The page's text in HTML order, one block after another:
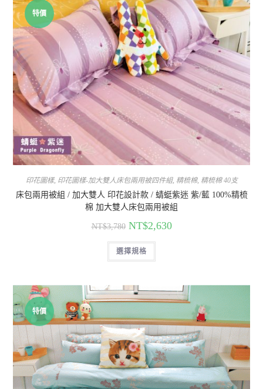
特價
印花圖樣, 印花圖樣-加大雙人床包兩用被四件組, 精梳棉, 精梳棉 40支
床包兩用被組 / 加大雙人 印花設計款 / 蜻蜓紫迷 紫/藍 100%精梳
棉 加大雙人床包兩用被組
NT$3,780 NT$2,630
選擇規格
特價